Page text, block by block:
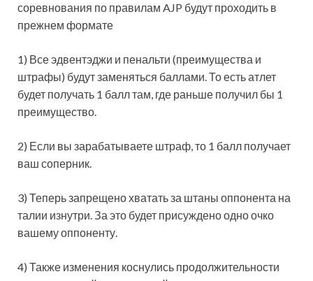
соревнования по правилам AJP будут проходить в
прежнем формате
1) Все эдвентэджи и пенальти (преимущества и
штрафы) будут заменяться баллами. То есть атлет
будет получать 1 балл там, где раньше получил бы 1
преимущество.
2) Если вы зарабатываете штраф, то 1 балл получает
ваш соперник.
3) Теперь запрещено хватать за штаны оппонента на
талии изнутри. За это будет присуждено одно очко
вашему оппоненту.
4) Также изменения коснулись продолжительности